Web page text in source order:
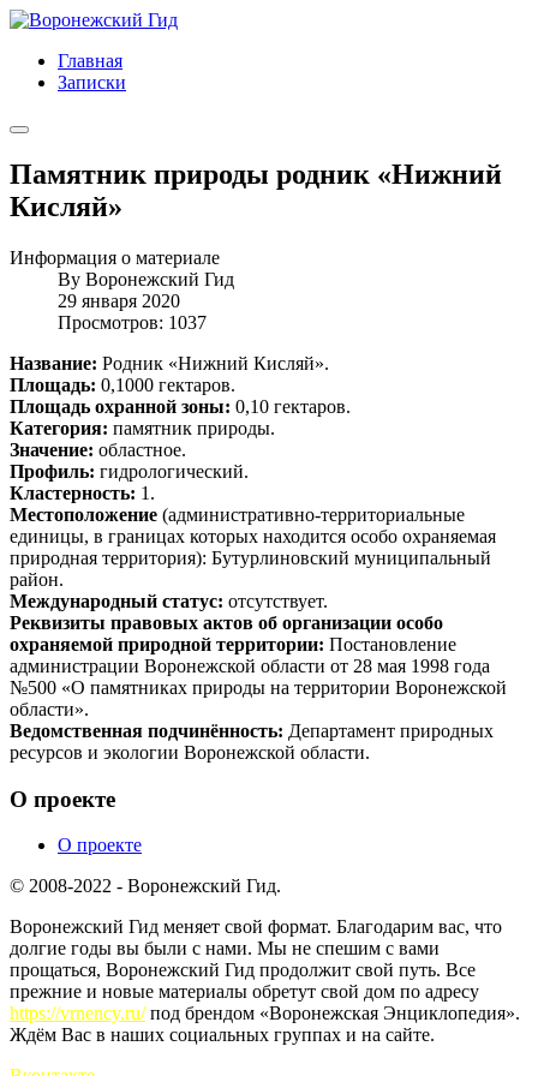
Главная
Записки
Памятник природы родник «Нижний
Кисляй»
Информация о материале
By Воронежский Гид
29 января 2020
Просмотров: 1037
Название: Родник «Нижний Кисляй».
Площадь: 0,1000 гектаров.
Площадь охранной зоны: 0,10 гектаров.
Категория: памятник природы.
Значение: областное.
Профиль: гидрологический.
Кластерность: 1.
Местоположение (административно-территориальные
единицы, в границах которых находится особо охраняемая
природная территория): Бутурлиновский муниципальный
район.
Международный статус: отсутствует.
Реквизиты правовых актов об организации особо
охраняемой природной территории: Постановление
администрации Воронежской области от 28 мая 1998 года
№500 «О памятниках природы на территории Воронежской
области».
Ведомственная подчинённость: Департамент природных
ресурсов и экологии Воронежской области.
О проекте
О проекте
© 2008-2022 - Воронежский Гид.
Воронежский Гид меняет свой формат. Благодарим вас, что
долгие годы вы были с нами. Мы не спешим с вами
прощаться, Воронежский Гид продолжит свой путь. Все
прежние и новые материалы обретут свой дом по адресу
https://vrnency.ru/под брендом «Воронежская Энциклопедия».
Ждём Вас в наших социальных группах и на сайте.